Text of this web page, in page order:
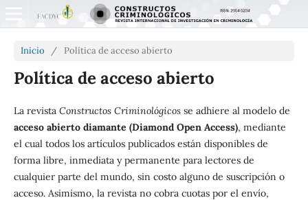
Inicio / Política de acceso abierto
Política de acceso abierto
La revista Constructos Criminológicosse adhiere al modelo de
acceso abierto diamante (Diamond Open Access), mediante
el cual todos los artículos publicados están disponibles de
forma libre, inmediata y permanente para lectores de
cualquier parte del mundo, sin costo alguno de suscripción o
acceso. Asimismo, la revista no cobra cuotas por el envío,